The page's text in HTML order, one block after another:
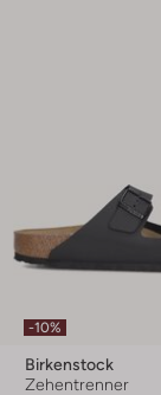
-10%
Birkenstock
Zehentrenner